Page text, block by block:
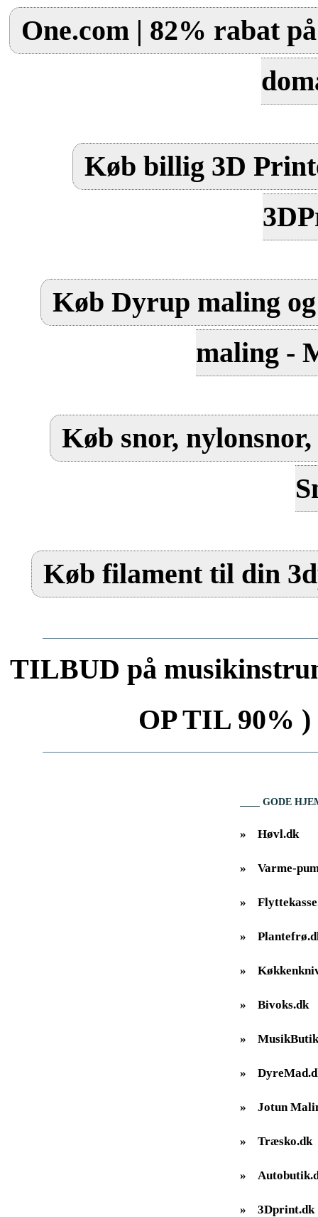
One.com | 82% rabat
Køb billig 3D
Køb Dyrup maling
maling -
Køb snor,
Køb filament til din
TILBUD på
OP TIL 90%
GODE
» Høvl.dk
» Varme-
»
»
»
» Bivoks.dk
»
»
» Jotun
» Træsko.dk
»
» 3Dprint.dk